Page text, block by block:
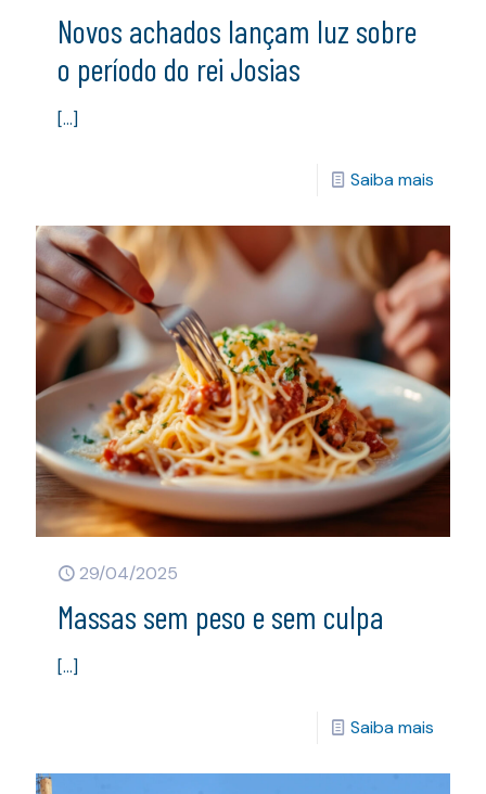
Novos achados lançam luz sobre
o período do rei Josias
[…]
Saiba mais
29/04/2025
Massas sem peso e sem culpa
[…]
Saiba mais